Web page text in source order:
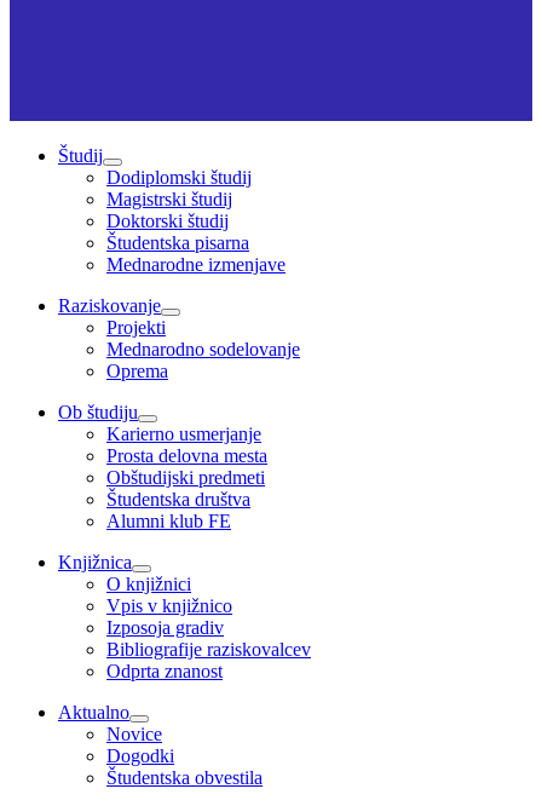
Študij
Dodiplomski študij
Magistrski študij
Doktorski študij
Študentska pisarna
Mednarodne izmenjave
Raziskovanje
Projekti
Mednarodno sodelovanje
Oprema
Ob študiju
Karierno usmerjanje
Prosta delovna mesta
Obštudijski predmeti
Študentska društva
Alumni klub FE
Knjižnica
O knjižnici
Vpis v knjižnico
Izposoja gradiv
Bibliografije raziskovalcev
Odprta znanost
Aktualno
Novice
Dogodki
Študentska obvestila